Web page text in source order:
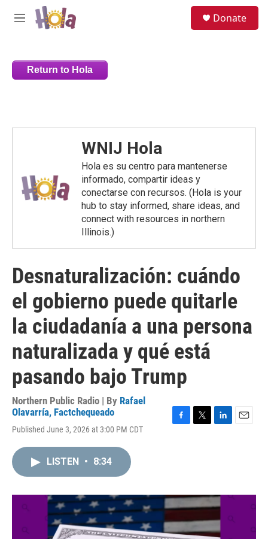
Skip to main content
M
Donate
Return to Hola
WNIJ Hola
Hola es su centro para mantenerse
informado, compartir ideas y
conectarse con recursos. (Hola is your
hub to stay informed, share ideas, and
connect with resources in northern
Illinois.)
Desnaturalización: cuándo
el gobierno puede quitarle
la ciudadanía a una persona
naturalizada y qué está
pasando bajo Trump
Northern Public Radio | By Rafael
Olavarría, Factchequeado
Published June 3, 2026 at 3:00 PM CDT
o
k
r
I
n
LISTEN • 8:34